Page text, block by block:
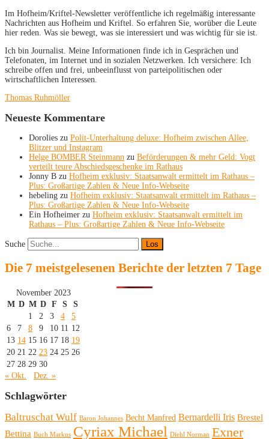
Im Hofheim/Kriftel-Newsletter veröffentliche ich regelmäßig interessante
Nachrichten aus Hofheim und Kriftel. So erfahren Sie, worüber die Leute
hier reden. Was sie bewegt, was sie interessiert und was wichtig für sie ist.
Ich bin Journalist. Meine Informationen finde ich in Gesprächen und
Telefonaten, im Internet und in sozialen Netzwerken. Ich versichere: Ich
schreibe offen und frei, unbeeinflusst von parteipolitischen oder
wirtschaftlichen Interessen.
Thomas Ruhmöller
Neueste Kommentare
Dorolies zu Polit-Unterhaltung deluxe: Hofheim zwischen Allee,
Blitzer und Instagram
Helge BOMBER Steinmann zu Beförderungen & mehr Geld: Vogt
verteilt teure Abschiedsgeschenke im Rathaus
Jonny B zu Hofheim exklusiv: Staatsanwalt ermittelt im Rathaus –
Plus: Großartige Zahlen & Neue Info-Webseite
hebeling zu Hofheim exklusiv: Staatsanwalt ermittelt im Rathaus –
Plus: Großartige Zahlen & Neue Info-Webseite
Ein Hofheimer zu Hofheim exklusiv: Staatsanwalt ermittelt im
Rathaus – Plus: Großartige Zahlen & Neue Info-Webseite
Suche
Die 7 meistgelesenen Berichte der letzten 7 Tage
November 2023
M D M D F S
S
1
2 3 4
5
6
7 8 9 10 11 12
13 14 15 16 17 18 19
20 21 22 23 24 25 26
27 28 29 30
« Okt.
Dez. »
Schlagwörter
Baltruschat Wulf Baron Johannes Becht Manfred Bernardelli Iris Brestel
Bettina Buch Markus Cyriax Michael Diehl Norman Exner